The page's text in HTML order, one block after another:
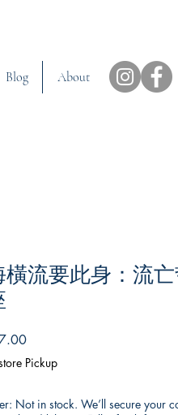
Blog About
橫流要此身：流
Price
Pickup
Not in stock. We’ll secure your